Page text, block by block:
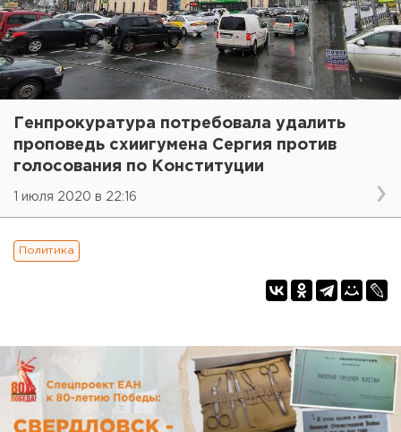
Генпрокуратура потребовала удалить
проповедь схиигумена Сергия против
голосования по Конституции
1 июля 2020 в 22:16
Политика